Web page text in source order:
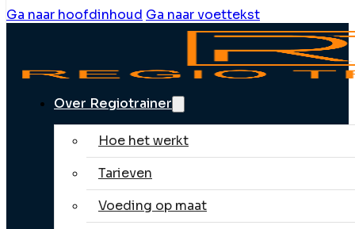
Ga naar hoofdinhoud Ga naar voettekst
Over Regiotrainer
Hoe het werkt
Tarieven
Voeding op maat